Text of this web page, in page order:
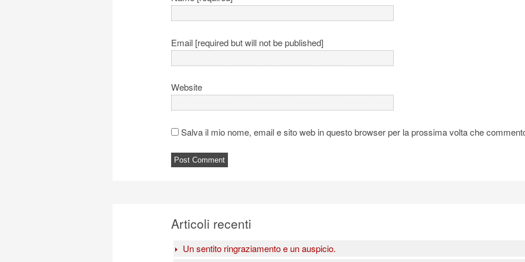
Email [required but will not be published]
Website
Salva il mio nome, email e sito web in questo browser per la prossima volta che
Articoli recenti
Un sentito ringraziamento e un auspicio.